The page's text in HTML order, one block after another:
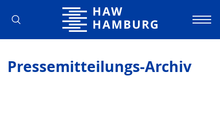
Hochschule für Angewandte
Pressemitteilungs-Archiv